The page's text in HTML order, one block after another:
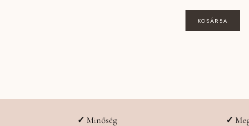
KOSÁRBA
✓Minőség ✓